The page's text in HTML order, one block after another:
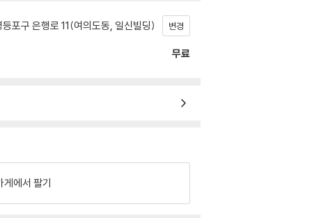
포구 은행로 11(여의도동, 일신빌딩) 변경
무료
게에서 팔기